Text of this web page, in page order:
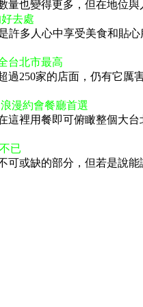
也變得更多，但在地位
去處
許多人心中享受美食和貼
台北市最高
250家的店面，仍有它
漫約會餐廳首選
這裡用餐即可俯瞰整個大
已
或缺的部分，但若是說